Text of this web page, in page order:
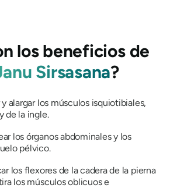
los beneficios de
Sirsasana?
alargar los músculos isquiotibiales,
de la ingle.
los órganos abdominales y los
pélvico.
los flexores de la cadera de la pierna
los músculos oblicuos e